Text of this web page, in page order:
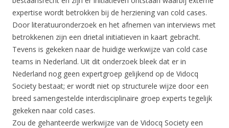
expertise wordt betrokken bij de herziening van cold cases.
Door literatuuronderzoek en het afnemen van interviews met
betrokkenen zijn een drietal initiatieven in kaart gebracht.
Tevens is gekeken naar de huidige werkwijze van cold case
teams in Nederland. Uit dit onderzoek bleek dat er in
Nederland nog geen expertgroep gelijkend op de Vidocq
Society bestaat; er wordt niet op structurele wijze door een
breed samengestelde interdisciplinaire groep experts tegelijk
gekeken naar cold cases.
Zou de gehanteerde werkwijze van de Vidocq Society een